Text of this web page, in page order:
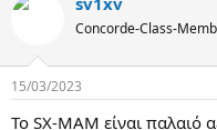
e
s
t
ρ
ο
η
Concorde-Class-
15/03/2023
Το SX-MAM είναι παλαιό